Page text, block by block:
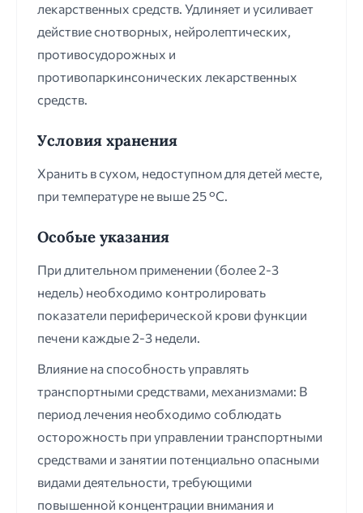
лекарственных средств. Удлиняет и усиливает
действие снотворных, нейролептических,
противосудорожных и
противопаркинсонических лекарственных
средств.
Условия хранения
Хранить в сухом, недоступном для детей месте,
при температуре не выше 25 °С.
Особые указания
При длительном применении (более 2-3
недель) необходимо контролировать
показатели периферической крови функции
печени каждые 2-3 недели.
Влияние на способность управлять
транспортными средствами, механизмами: В
период лечения необходимо соблюдать
осторожность при управлении транспортными
средствами и занятии потенциально опасными
видами деятельности, требующими
повышенной концентрации внимания и